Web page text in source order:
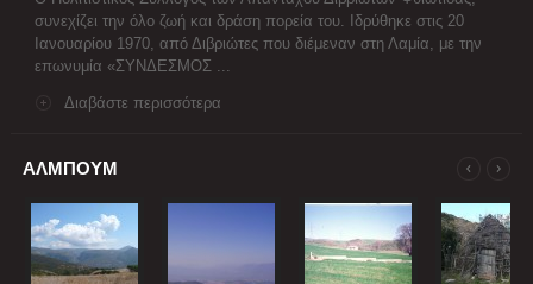
συνεχίζει την όλο ζωή και δράση πορεία του. Ιδρύθηκε στις 20
Ιανουαρίου 1970, από Διβριώτες που διέμεναν στη Λαμία, με την
επωνυμία «ΣΥΝΔΕΣΜΟΣ ...
Διαβάστε περισσότερα
ΑΛΜΠΟΥΜ